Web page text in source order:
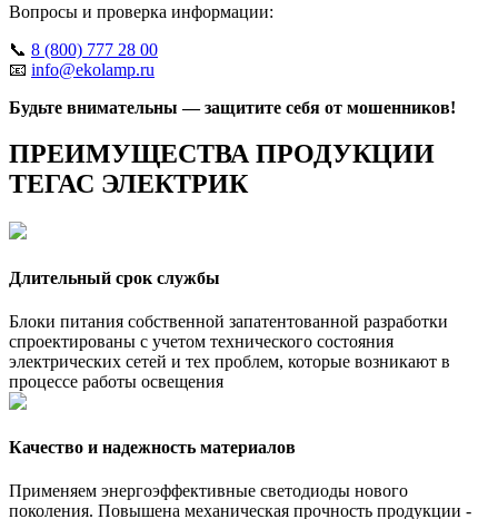
Вопросы и проверка информации:
📞 8 (800) 777 28 00
📧 info@ekolamp.ru
Будьте внимательны — защитите себя от мошенников!
ПРЕИМУЩЕСТВА ПРОДУКЦИИ
ТЕГАС ЭЛЕКТРИК
Длительный срок службы
Блоки питания собственной запатентованной разработки
спроектированы с учетом технического состояния
электрических сетей и тех проблем, которые возникают в
процессе работы освещения
Качество и надежность материалов
Применяем энергоэффективные светодиоды нового
поколения. Повышена механическая прочность продукции -